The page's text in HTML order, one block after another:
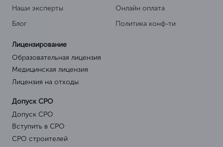
Наши эксперты
Блог
Онлайн оплата
Политика конф-ти
Лицензирование
Образовательная лицензия
Медицинская лицензия
Лицензия на отходы
Допуск СРО
Допуск СРО
Вступить в СРО
СРО строителей